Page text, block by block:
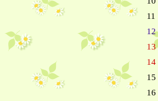
11
12
13
14
15
16